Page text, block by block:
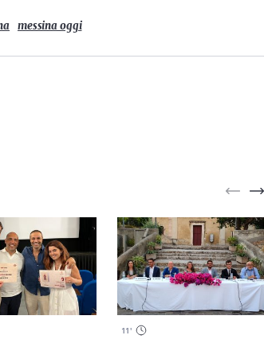
messina oggi
11'